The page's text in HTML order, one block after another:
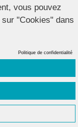
|Cookies|
vous pouvez
"Cookies" dans
Politique de confidentialité